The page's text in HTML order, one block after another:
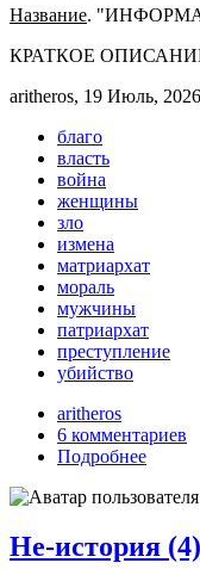
Название.
КРАТКОЕ
aritheros, 19 Июль,
благо
власть
война
женщины
зло
измена
матриархат
мораль
мужчины
патриархат
преступление
убийство
aritheros
6 комментариев
Подробнее
Не-история (4)